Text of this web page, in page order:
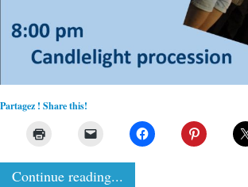
Partagez ! Share this!
Continue reading...